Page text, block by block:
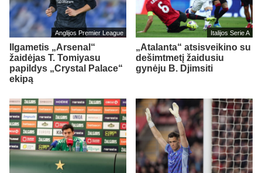
Anglijos Premier League
Ilgametis „Arsenal“
žaidėjas T. Tomiyasu
papildys „Crystal Palace“
ekipą
Italijos Serie A
„Atalanta“ atsisveikino su
dešimtmetį žaidusiu
gynėju B. Djimsiti